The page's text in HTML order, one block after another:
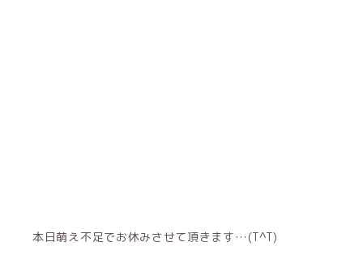
本日萌え不足でお休みさせて頂きます…(T^T)